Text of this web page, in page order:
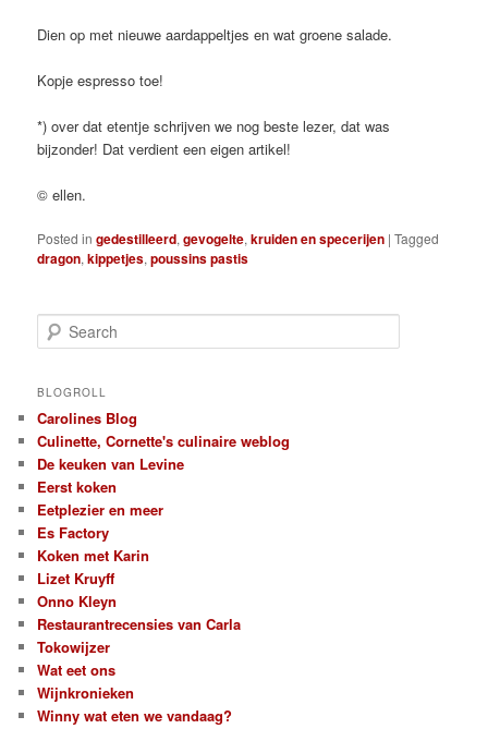
Dien op met nieuwe aardappeltjes en wat groene salade.
Kopje espresso toe!
*) over dat etentje schrijven we nog beste lezer, dat was
bijzonder! Dat verdient een eigen artikel!
© ellen.
Posted in gedestilleerd,gevogelte,kruiden en specerijen |Tagged
dragon,kippetjes,poussins pastis
e
r
h
BLOGROLL
Carolines Blog
Culinette, Cornette's culinaire weblog
De keuken van Levine
Eerst koken
Eetplezier en meer
Es Factory
Koken met Karin
Lizet Kruyff
Onno Kleyn
Restaurantrecensies van Carla
Tokowijzer
Wat eet ons
Wijnkronieken
Winny wat eten we vandaag?